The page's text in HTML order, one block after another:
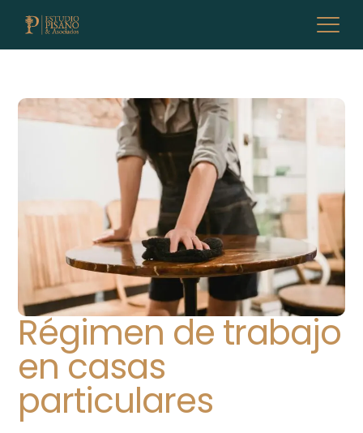
Régimen de trabajo
en casas
particulares